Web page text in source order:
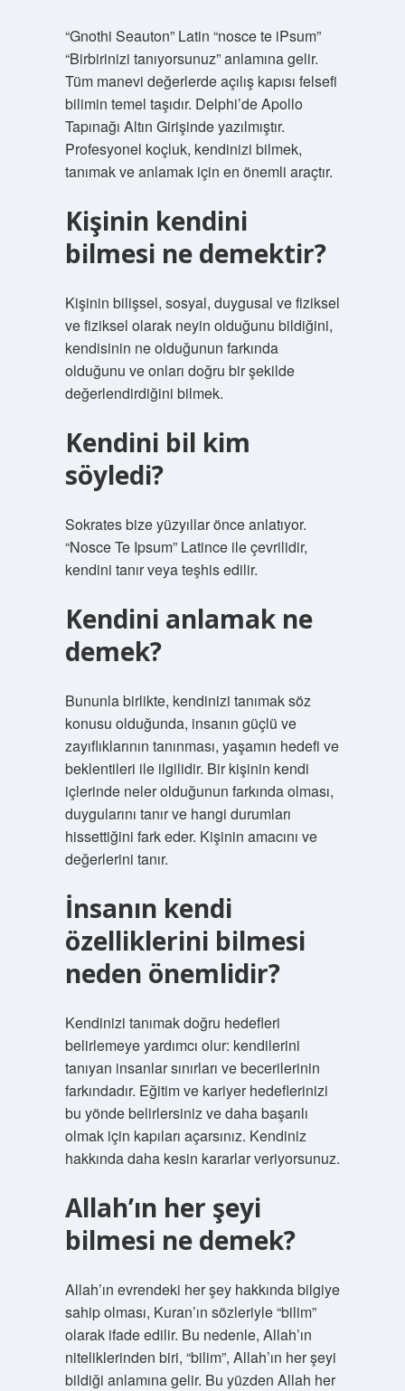
“Gnothi Seauton” Latin “nosce te iPsum”
“Birbirinizi tanıyorsunuz” anlamına gelir.
Tüm manevi değerlerde açılış kapısı felsefi
bilimin temel taşıdır. Delphi’de Apollo
Tapınağı Altın Girişinde yazılmıştır.
Profesyonel koçluk, kendinizi bilmek,
tanımak ve anlamak için en önemli araçtır.
Kişinin kendini
bilmesi ne demektir?
Kişinin bilişsel, sosyal, duygusal ve fiziksel
ve fiziksel olarak neyin olduğunu bildiğini,
kendisinin ne olduğunun farkında
olduğunu ve onları doğru bir şekilde
değerlendirdiğini bilmek.
Kendini bil kim
söyledi?
Sokrates bize yüzyıllar önce anlatıyor.
“Nosce Te Ipsum” Latince ile çevrilidir,
kendini tanır veya teşhis edilir.
Kendini anlamak ne
demek?
Bununla birlikte, kendinizi tanımak söz
konusu olduğunda, insanın güçlü ve
zayıflıklarının tanınması, yaşamın hedefi ve
beklentileri ile ilgilidir. Bir kişinin kendi
içlerinde neler olduğunun farkında olması,
duygularını tanır ve hangi durumları
hissettiğini fark eder. Kişinin amacını ve
değerlerini tanır.
İnsanın kendi
özelliklerini bilmesi
neden önemlidir?
Kendinizi tanımak doğru hedefleri
belirlemeye yardımcı olur: kendilerini
tanıyan insanlar sınırları ve becerilerinin
farkındadır. Eğitim ve kariyer hedeflerinizi
bu yönde belirlersiniz ve daha başarılı
olmak için kapıları açarsınız. Kendiniz
hakkında daha kesin kararlar veriyorsunuz.
Allah’ın her şeyi
bilmesi ne demek?
Allah’ın evrendeki her şey hakkında bilgiye
sahip olması, Kuran’ın sözleriyle “bilim”
olarak ifade edilir. Bu nedenle, Allah’ın
niteliklerinden biri, “bilim”, Allah’ın her şeyi
bildiği anlamına gelir. Bu yüzden Allah her